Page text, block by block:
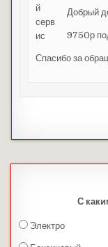
Добрый
9750р
Спасибо за
С
Электро